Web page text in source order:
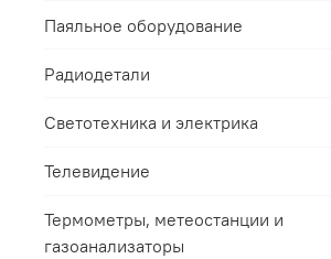
Паяльное оборудование
Радиодетали
Светотехника и электрика
Телевидение
Термометры, метеостанции и
газоанализаторы